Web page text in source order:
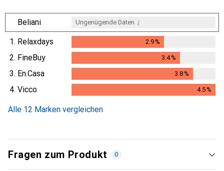
Beliani Ungenügende Daten i
1. Relaxdays 2.9%
2. FineBuy 3.4%
3. En.Casa 3.8%
3.8%
4. Vicco 4.5%
Alle 12 Marken vergleichen
Fragen zum Produkt 0